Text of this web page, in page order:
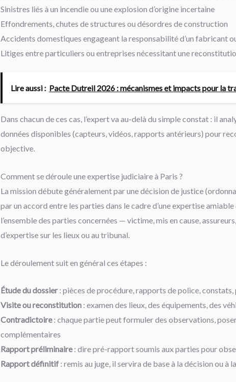
Sinistres liés à un incendie ou une explosion d’origine incertaine
Effondrements, chutes de structures ou désordres de construction
Accidents domestiques engageant la responsabilité d’un fabricant
Litiges entre particuliers ou entreprises nécessitant une
Lire aussi : Pacte Dutreil 2026 : mécanismes et impacts pour la
Dans chacun de ces cas, l’expert va au-delà du simple constat : il
données disponibles (capteurs, vidéos, rapports antérieurs) pour
objective.
Comment se déroule une expertise judiciaire à Paris ?
La mission débute généralement par une décision de justice
par un accord entre les parties dans le cadre d’une expertise
l’ensemble des parties concernées — victime, mis en cause,
d’expertise sur les lieux ou au tribunal.
Le déroulement suit en général ces étapes :
Étude du dossier: pièces de procédure, rapports de police, constats,
Visite ou reconstitution: examen des lieux, des équipements, des
Contradictoire: chaque partie peut formuler des observations,
complémentaires
Rapport préliminaire: dire pré-rapport soumis aux parties pour
Rapport définitif: remis au juge, il servira de base à la décision ou à